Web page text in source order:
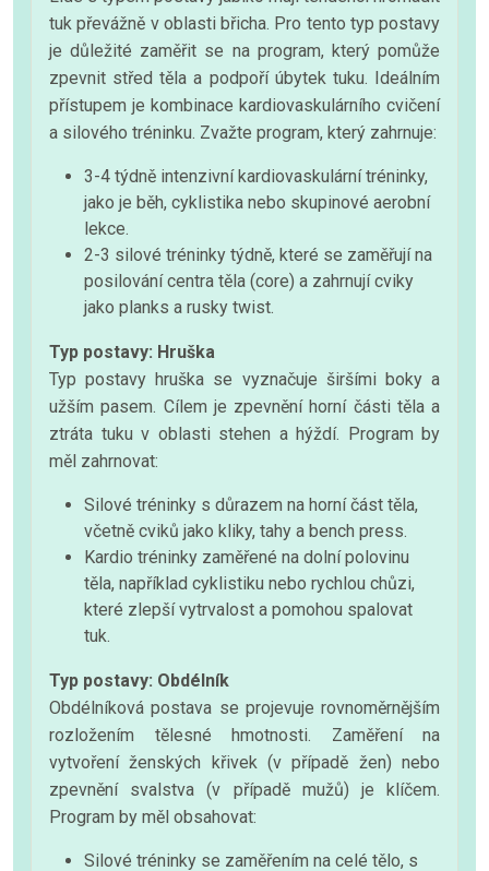
tuk převážně v oblasti břicha. Pro tento typ postavy
je důležité zaměřit se na program, který pomůže
zpevnit střed těla a podpoří úbytek tuku. Ideálním
přístupem je kombinace kardiovaskulárního cvičení
a silového tréninku. Zvažte program, který zahrnuje:
3-4 týdně intenzivní kardiovaskulární tréninky,
jako je běh, cyklistika nebo skupinové aerobní
lekce.
2-3 silové tréninky týdně, které se zaměřují na
posilování centra těla (core) a zahrnují cviky
jako planks a rusky twist.
Typ postavy: Hruška
Typ postavy hruška se vyznačuje širšími boky a
užším pasem. Cílem je zpevnění horní části těla a
ztráta tuku v oblasti stehen a hýždí. Program by
měl zahrnovat:
Silové tréninky s důrazem na horní část těla,
včetně cviků jako kliky, tahy a bench press.
Kardio tréninky zaměřené na dolní polovinu
těla, například cyklistiku nebo rychlou chůzi,
které zlepší vytrvalost a pomohou spalovat
tuk.
Typ postavy: Obdélník
Obdélníková postava se projevuje rovnoměrnějším
rozložením tělesné hmotnosti. Zaměření na
vytvoření ženských křivek (v případě žen) nebo
zpevnění svalstva (v případě mužů) je klíčem.
Program by měl obsahovat:
Silové tréninky se zaměřením na celé tělo, s